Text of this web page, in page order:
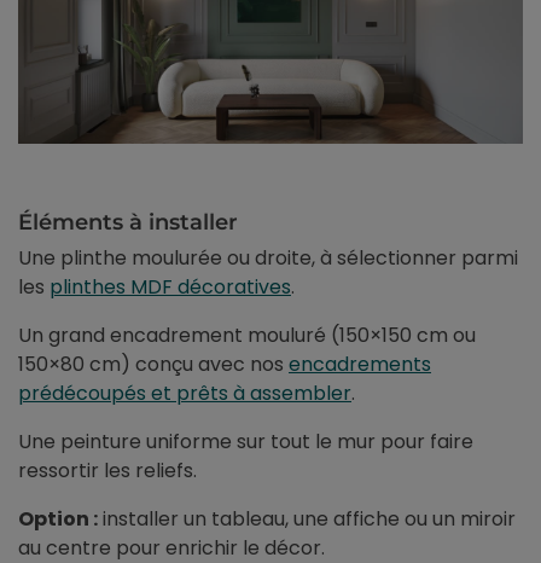
Éléments à installer
Une plinthe moulurée ou droite, à sélectionner parmi
les plinthes MDF décoratives.
Un grand encadrement mouluré (150×150 cm ou
150×80 cm) conçu avec nos encadrements
prédécoupés et prêts à assembler.
Une peinture uniforme sur tout le mur pour faire
ressortir les reliefs.
Option :installer un tableau, une affiche ou un miroir
au centre pour enrichir le décor.